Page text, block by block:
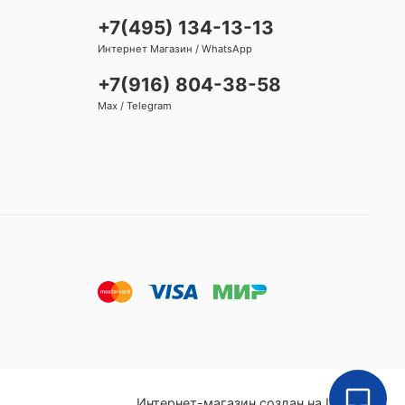
+7(495) 134-13-13
Интернет Магазин / WhatsApp
+7(916) 804-38-58
Max / Telegram